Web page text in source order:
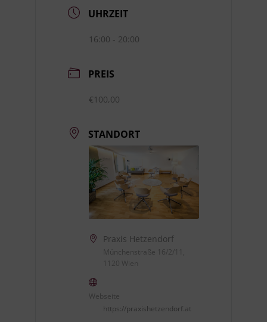
UHRZEIT
16:00 - 20:00
PREIS
€100,00
STANDORT
Praxis Hetzendorf
Münchenstraße 16/2/11,
1120 Wien
Webseite
https://praxishetzendorf.at